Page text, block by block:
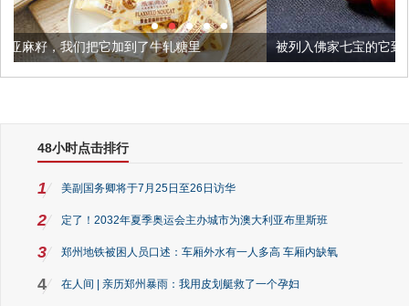
了牛轧糖里 被列入佛家七宝的它到底有多美？
48小时点击排行
1 美副国务卿将于7月25日至26日访华
2 定了！2032年夏季奥运会主办城市为澳大利亚布里斯班
3 郑州地铁被困人员口述：车厢外水有一人多高 车厢内缺氧
4 在人间 | 亲历郑州暴雨：我用皮划艇救了一个孕妇